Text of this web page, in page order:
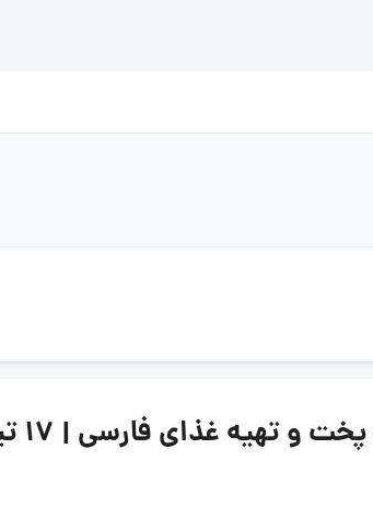
غذای فارسی | ۱۷ تیر ۱۴۰۵